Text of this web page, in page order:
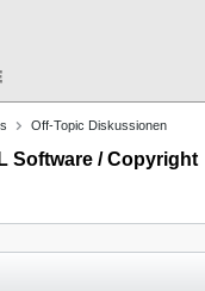
Off-Topic Diskussionen
Software / Copyright